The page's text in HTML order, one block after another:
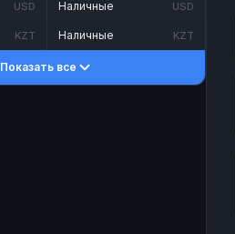
USD
KZT
Наличные USD
Наличные KZT
Показать все